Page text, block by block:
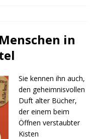
in
Sie kennen ihn auch,
den geheimnisvollen
Duft alter Bücher,
der einem beim
Öffnen verstaubter
Kisten